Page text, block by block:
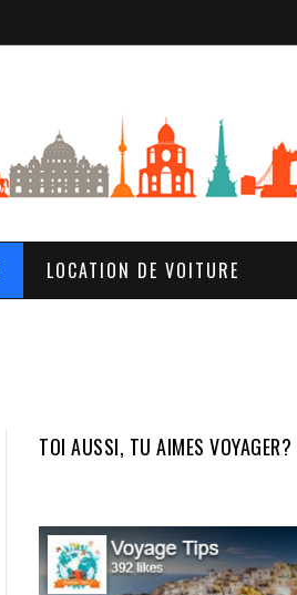
LOCATION DE VOITURE
TOI AUSSI, TU AIMES VOYAGER?